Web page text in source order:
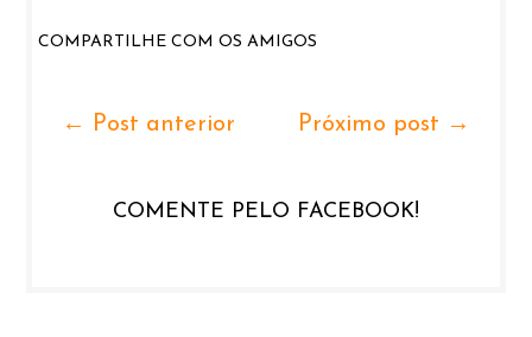
COMPARTILHE COM OS AMIGOS
Próximo post →
← Post anterior
COMENTE PELO FACEBOOK!